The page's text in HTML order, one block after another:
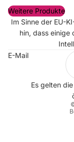
Weitere Produkte
Im Sinne der EU-
hin, dass einige
E-Mail
Es gelten